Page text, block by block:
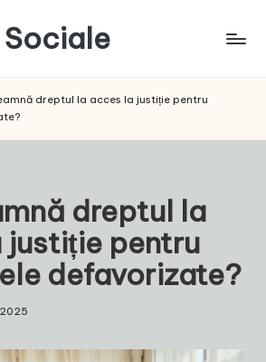
dreptul la acces la justiție pentru
dreptul la
justiție pentru
defavorizate?